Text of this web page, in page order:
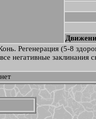
Регенерация (5-8
негативные заклинания
нет